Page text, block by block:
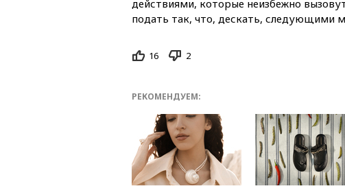
действиями, которые неизбежно
подать так, что, дескать, следующими
16 2
РЕКОМЕНДУЕМ: